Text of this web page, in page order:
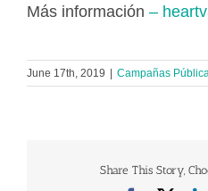
Más información –
June 17th, 2019 | Campañas
Share This Story,